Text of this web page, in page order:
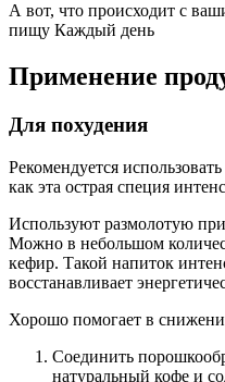
А вот, что происходит с
пищу Каждый день
Применение
Для похудения
Рекомендуется
как эта острая специя
Используют размолотую
Можно в небольшом
кефир. Такой напиток
восстанавливает
Хорошо помогает в
Соединить
натуральный кофе и